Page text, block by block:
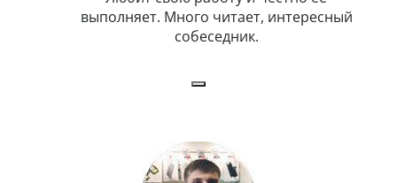
выполняет. Много читает, интересный
собеседник.